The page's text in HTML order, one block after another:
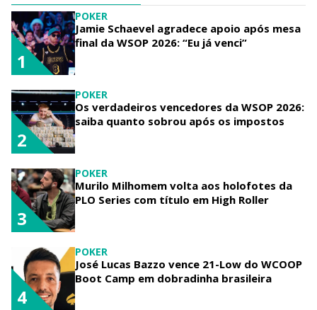
POKER
Jamie Schaevel agradece apoio após mesa
final da WSOP 2026: “Eu já venci”
1
POKER
Os verdadeiros vencedores da WSOP 2026:
saiba quanto sobrou após os impostos
2
POKER
Murilo Milhomem volta aos holofotes da
PLO Series com título em High Roller
3
POKER
José Lucas Bazzo vence 21-Low do WCOOP
Boot Camp em dobradinha brasileira
4